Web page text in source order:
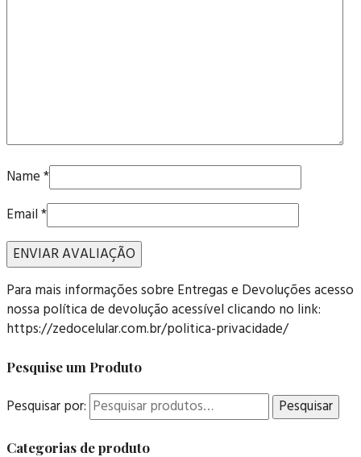
Name*
Email*
Para mais informações sobre Entregas e Devoluções acesso
nossa política de devolução acessível clicando no link:
https://zedocelular.com.br/politica-privacidade/
Pesquise um Produto
Pesquisar por: Pesquisar
Categorias de produto